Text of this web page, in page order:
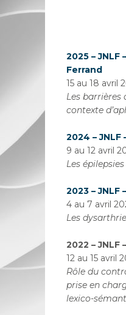
2025 – JNLF
Ferrand
15 au 18 avril
Les barrières
contexte
2024 – JNLF
9 au 12 avril
Les épilepsies
2023 – JNLF
4 au 7 avril
Les
2022 – JNLF
12 au 15 avril
Rôle du
prise en
lexico-